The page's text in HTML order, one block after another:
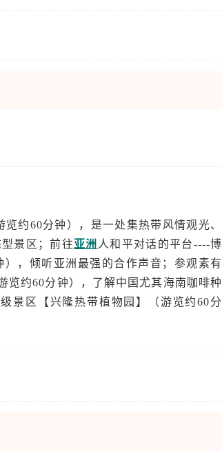
约60分钟），是一处集热带风情观光、
景区；前往亚洲 人和平对话的平台----博
，倾听亚洲最强的合作声音；参观素有
览约60分钟），了解中国尤其海南咖啡种
景区【兴隆热带植物园】（游览约60分